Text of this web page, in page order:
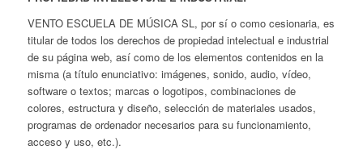
VENTO ESCUELA DE MÚSICA SL, por sí o como cesionaria, es
titular de todos los derechos de propiedad intelectual e industrial
de su página web, así como de los elementos contenidos en la
misma (a título enunciativo: imágenes, sonido, audio, vídeo,
software o textos; marcas o logotipos, combinaciones de
colores, estructura y diseño, selección de materiales usados,
programas de ordenador necesarios para su funcionamiento,
acceso y uso, etc.).